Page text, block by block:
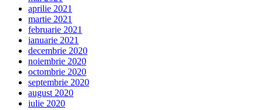
aprilie 2021
martie 2021
februarie 2021
ianuarie 2021
decembrie 2020
noiembrie 2020
octombrie 2020
septembrie 2020
august 2020
iulie 2020